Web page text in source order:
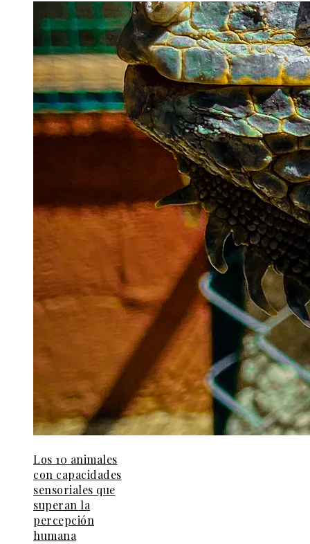
Los 10 animales
con capacidades
sensoriales que
superan la
percepción
humana